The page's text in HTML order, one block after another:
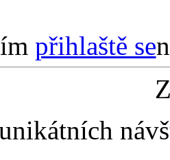
přihlaště se